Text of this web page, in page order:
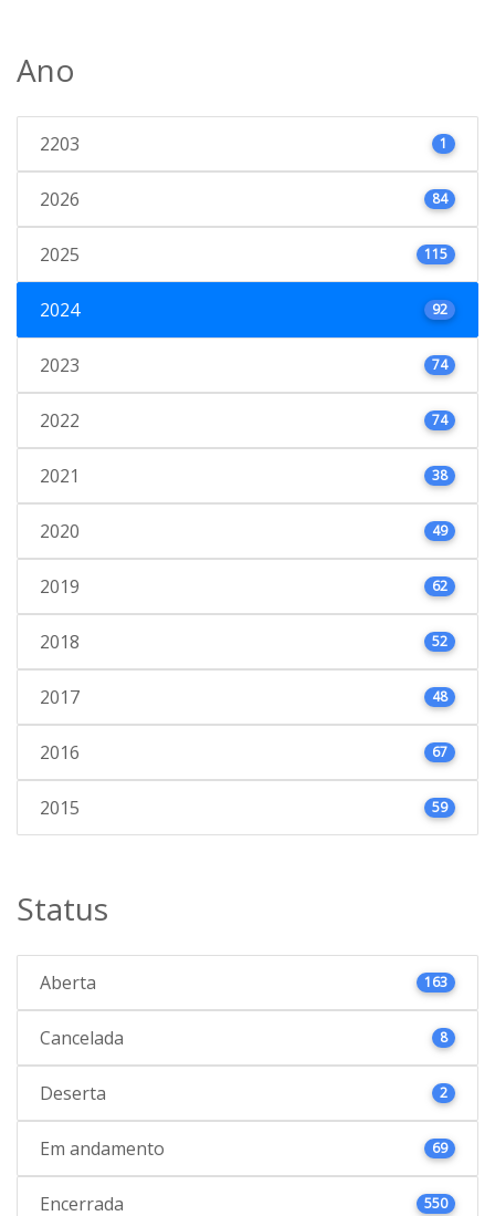
Ano
2203 1
2026 84
2025 115
2024 92
2023 74
2022 74
2021 38
2020 49
2019 62
2018 52
2017 48
2016 67
2015 59
Status
Aberta 163
Cancelada 8
Deserta 2
Em andamento 69
Encerrada 550